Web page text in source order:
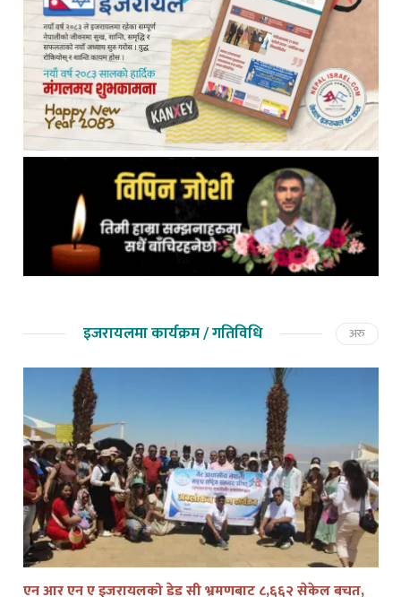
इजरायलमा कार्यक्रम / गतिविधि अरु
एन आर एन ए इजरायलको डेड सी भ्रमणबाट ८,६६२ सेकेल बचत,